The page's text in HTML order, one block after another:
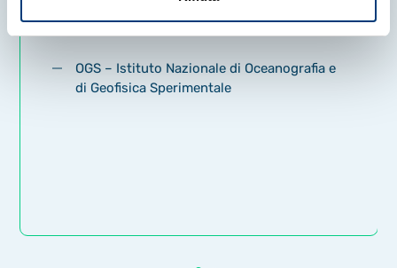
Il Ministro Valditara in visita alla
N/R Laura Bassi
OGS – Istituto Nazionale di Oceanografia e
di Geofisica Sperimentale